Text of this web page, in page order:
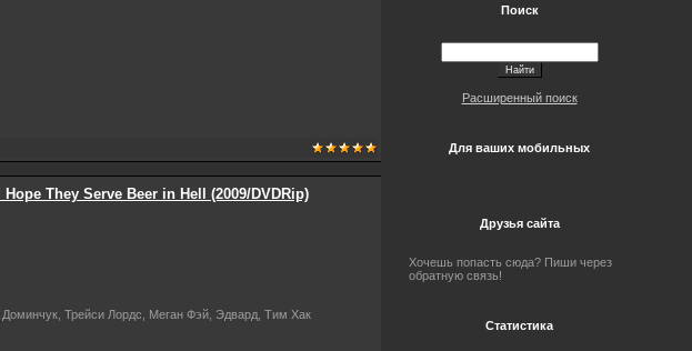
They Serve Beer in Hell (2009/DVDRip)
Трейси Лордс, Меган Фэй, Эдвард, Тим Хак
Поиск
Расширенный поиск
Для ваших мобильных
Друзья сайта
Хочешь попасть сюда? Пиши через
обратную связь!
Статистика